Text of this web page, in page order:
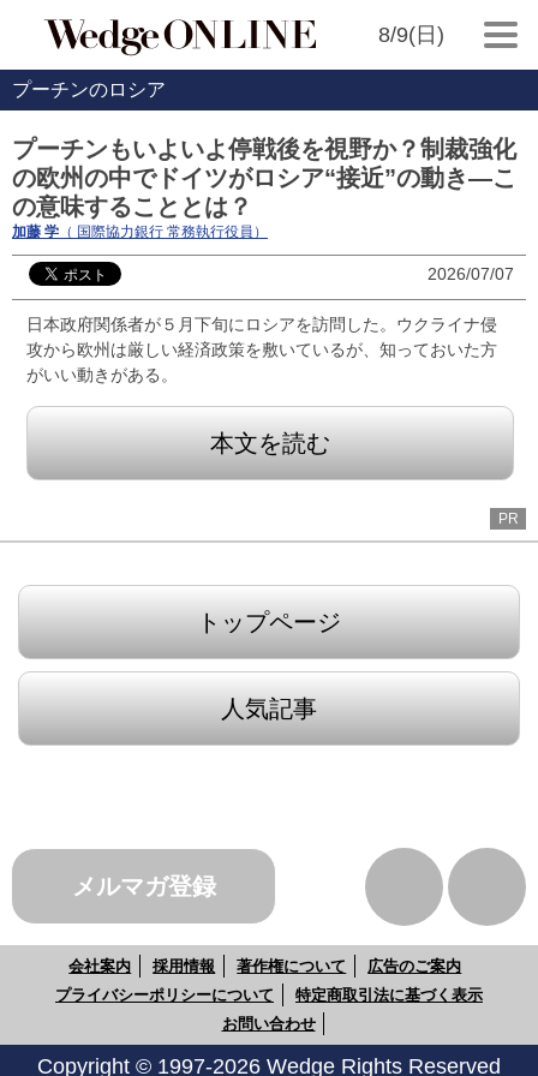
8/9(日)
プーチンのロシア
プーチンもいよいよ停戦後を視野か？制裁強化
の欧州の中でドイツがロシア“接近”の動き―こ
の意味することとは？
加藤 学 （ 国際協力銀行 常務執行役員）
2026/07/07
日本政府関係者が５月下旬にロシアを訪問した。ウクライナ侵
攻から欧州は厳しい経済政策を敷いているが、知っておいた方
がいい動きがある。
本文を読む
PR
トップページ
人気記事
メルマガ登録
会社案内 採用情報 著作権について
広告のご案内
プライバシーポリシーについて
特定商取引法に基づく表示
お問い合わせ
Copyright © 1997-2026 Wedge Rights Reserved